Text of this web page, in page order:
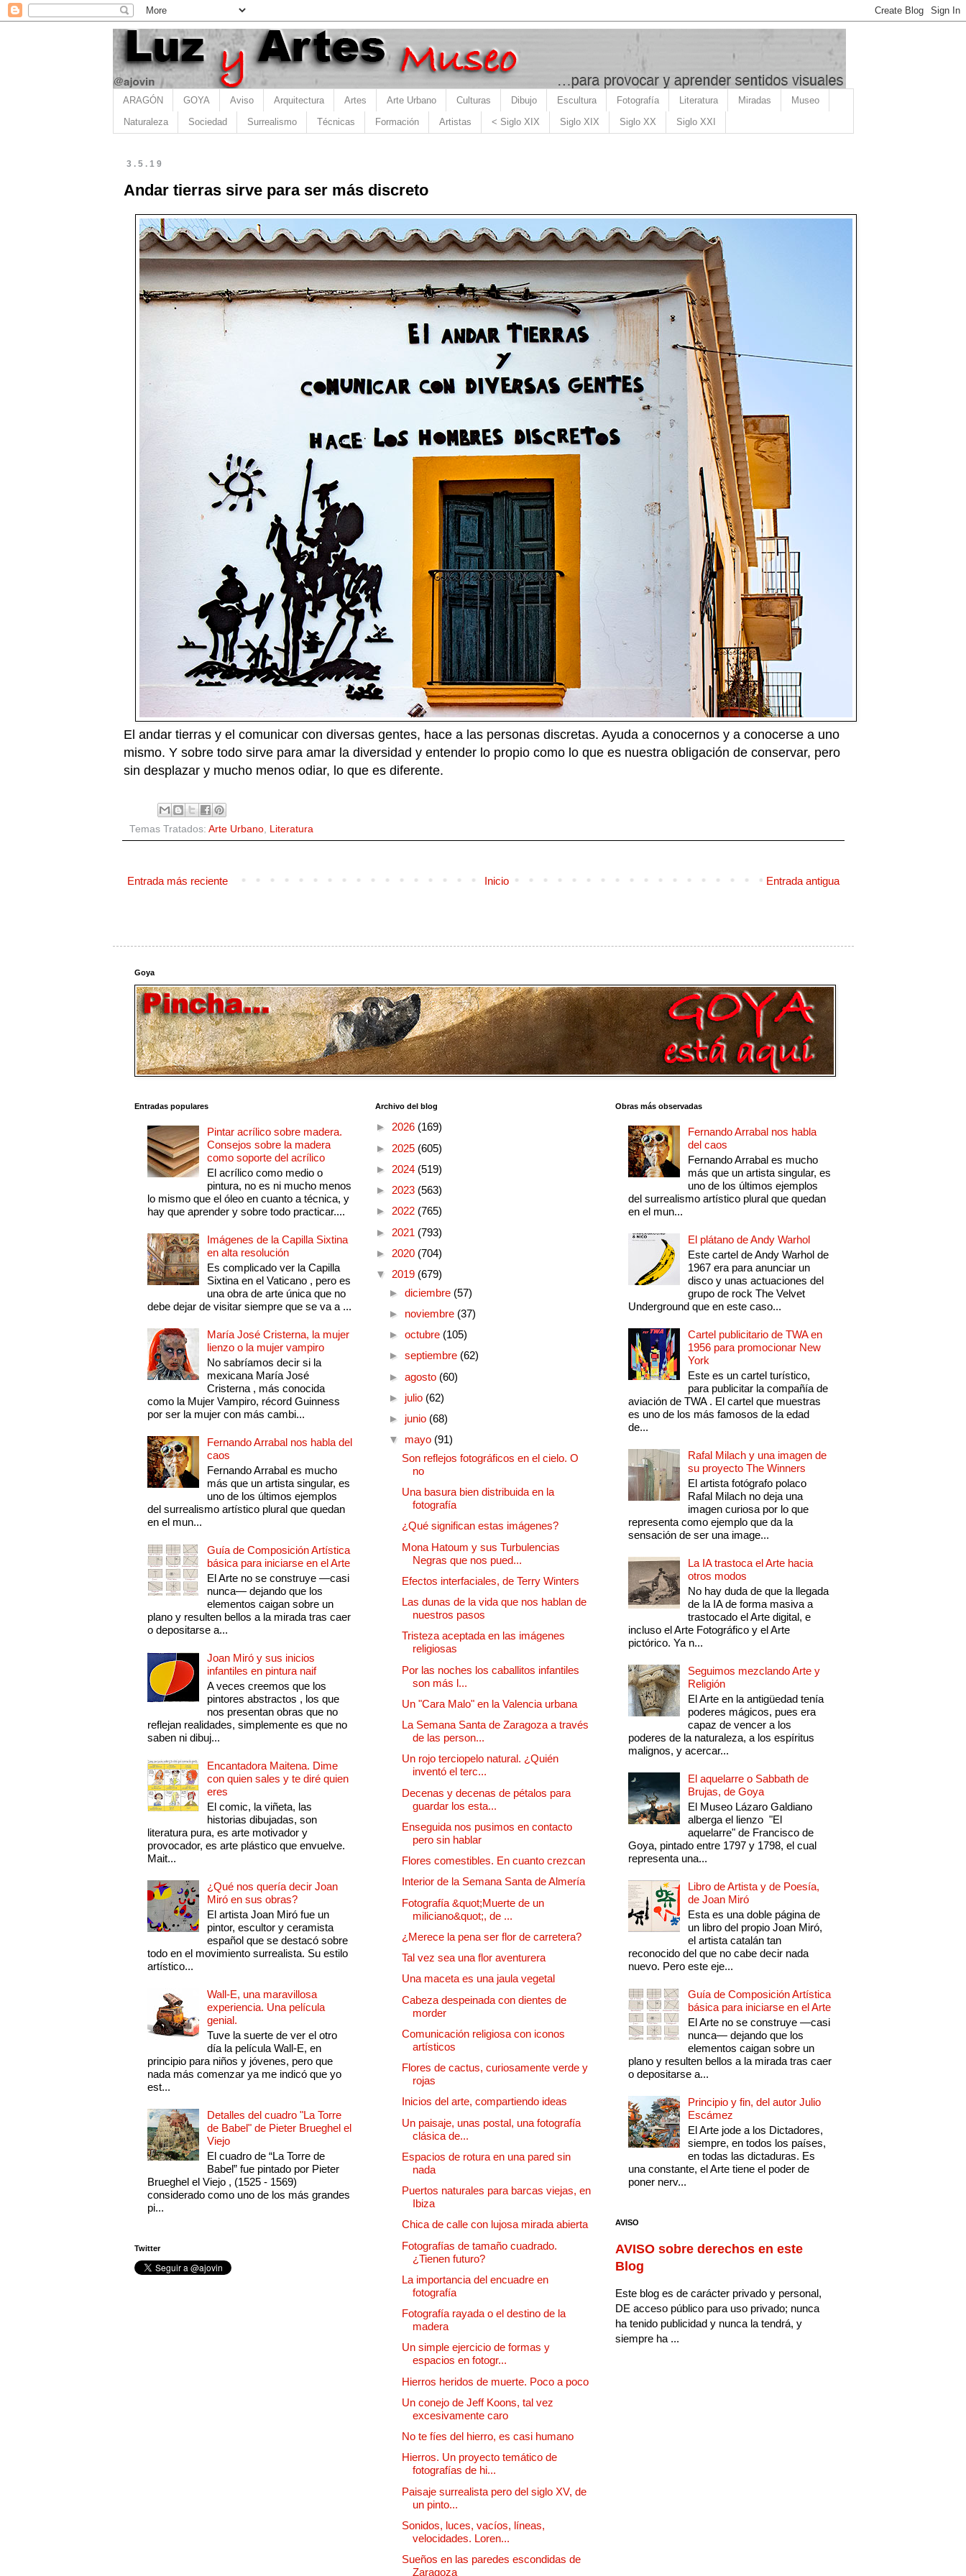
ARAGÓN GOYA Aviso Arquitectura Artes Arte Urbano Culturas Dibujo Escultura Fotografía Literatura Miradas Museo
Naturaleza Sociedad Surrealismo Técnicas Formación Artistas < Siglo XIX Siglo XIX Siglo XX Siglo XXI
3.5.19
Andar tierras sirve para ser más discreto
El andar tierras y el comunicar con diversas gentes, hace a las personas discretas. Ayuda a conocernos y a conocerse a uno
mismo. Y sobre todo sirve para amar la diversidad y entender lo propio como lo que es nuestra obligación de conservar, pero
sin desplazar y mucho menos odiar, lo que es diferente.
Temas Tratados: Arte Urbano, Literatura
Entrada más reciente Entrada antigua
Inicio
Goya
Entradas populares
Pintar acrílico sobre madera.
Consejos sobre la madera
como soporte del acrílico
El acrílico como medio o
pintura, no es ni mucho menos
lo mismo que el óleo en cuanto a técnica, y
hay que aprender y sobre todo practicar....
Imágenes de la Capilla Sixtina
en alta resolución
Es complicado ver la Capilla
Sixtina en el Vaticano , pero es
una obra de arte única que no
debe dejar de visitar siempre que se va a ...
María José Cristerna, la mujer
lienzo o la mujer vampiro
No sabríamos decir si la
mexicana María José
Cristerna , más conocida
como la Mujer Vampiro, récord Guinness
por ser la mujer con más cambi...
Fernando Arrabal nos habla del
caos
Fernando Arrabal es mucho
más que un artista singular, es
uno de los últimos ejemplos
del surrealismo artístico plural que quedan
en el mun...
Guía de Composición Artística
básica para iniciarse en el Arte
El Arte no se construye —casi
nunca— dejando que los
elementos caigan sobre un
plano y resulten bellos a la mirada tras caer
o depositarse a...
Joan Miró y sus inicios
infantiles en pintura naif
A veces creemos que los
pintores abstractos , los que
nos presentan obras que no
reflejan realidades, simplemente es que no
saben ni dibuj...
Encantadora Maitena. Dime
con quien sales y te diré quien
eres
El comic, la viñeta, las
historias dibujadas, son
literatura pura, es arte motivador y
provocador, es arte plástico que envuelve.
Mait...
¿Qué nos quería decir Joan
Miró en sus obras?
El artista Joan Miró fue un
pintor, escultor y ceramista
español que se destacó sobre
todo en el movimiento surrealista. Su estilo
artístico...
Wall-E, una maravillosa
experiencia. Una película
genial.
Tuve la suerte de ver el otro
día la película Wall-E, en
principio para niños y jóvenes, pero que
nada más comenzar ya me indicó que yo
est...
Detalles del cuadro "La Torre
de Babel" de Pieter Brueghel el
Viejo
El cuadro de “La Torre de
Babel” fue pintado por Pieter
Brueghel el Viejo , (1525 - 1569)
considerado como uno de los más grandes
pi...
Twitter
Archivo del blog
► 2026 (169)
► 2025 (605)
► 2024 (519)
► 2023 (563)
► 2022 (765)
► 2021 (793)
► 2020 (704)
▼ 2019 (679)
► diciembre (57)
► noviembre (37)
► octubre (105)
► septiembre (62)
► agosto (60)
► julio (62)
► junio (68)
▼ mayo (91)
Son reflejos fotográficos en el cielo. O
no
Una basura bien distribuida en la
fotografía
¿Qué significan estas imágenes?
Mona Hatoum y sus Turbulencias
Negras que nos pued...
Efectos interfaciales, de Terry Winters
Las dunas de la vida que nos hablan de
nuestros pasos
Tristeza aceptada en las imágenes
religiosas
Por las noches los caballitos infantiles
son más l...
Un "Cara Malo" en la Valencia urbana
La Semana Santa de Zaragoza a través
de las person...
Un rojo terciopelo natural. ¿Quién
inventó el terc...
Decenas y decenas de pétalos para
guardar los esta...
Enseguida nos pusimos en contacto
pero sin hablar
Flores comestibles. En cuanto crezcan
Interior de la Semana Santa de Almería
Fotografía &quot;Muerte de un
miliciano&quot;, de ...
¿Merece la pena ser flor de carretera?
Tal vez sea una flor aventurera
Una maceta es una jaula vegetal
Cabeza despeinada con dientes de
morder
Comunicación religiosa con iconos
artísticos
Flores de cactus, curiosamente verde y
rojas
Inicios del arte, compartiendo ideas
Un paisaje, unas postal, una fotografía
clásica de...
Espacios de rotura en una pared sin
nada
Puertos naturales para barcas viejas, en
Ibiza
Chica de calle con lujosa mirada abierta
Fotografías de tamaño cuadrado.
¿Tienen futuro?
La importancia del encuadre en
fotografía
Fotografía rayada o el destino de la
madera
Un simple ejercicio de formas y
espacios en fotogr...
Hierros heridos de muerte. Poco a poco
Un conejo de Jeff Koons, tal vez
excesivamente caro
No te fíes del hierro, es casi humano
Hierros. Un proyecto temático de
fotografías de hi...
Paisaje surrealista pero del siglo XV, de
un pinto...
Sonidos, luces, vacíos, líneas,
velocidades. Loren...
Sueños en las paredes escondidas de
Zaragoza
Obras más observadas
Fernando Arrabal nos habla
del caos
Fernando Arrabal es mucho
más que un artista singular, es
uno de los últimos ejemplos
del surrealismo artístico plural que quedan
en el mun...
El plátano de Andy Warhol
Este cartel de Andy Warhol de
1967 era para anunciar un
disco y unas actuaciones del
grupo de rock The Velvet
Underground que en este caso...
Cartel publicitario de TWA en
1956 para promocionar New
York
Este es un cartel turístico,
para publicitar la compañía de
aviación de TWA . El cartel que muestras
es uno de los más famosos de la edad
de...
Rafal Milach y una imagen de
su proyecto The Winners
El artista fotógrafo polaco
Rafal Milach no deja una
imagen curiosa por lo que
representa como ejemplo que da la
sensación de ser una image...
La IA trastoca el Arte hacia
otros modos
No hay duda de que la llegada
de la IA de forma masiva a
trastocado el Arte digital, e
incluso el Arte Fotográfico y el Arte
pictórico. Ya n...
Seguimos mezclando Arte y
Religión
El Arte en la antigüedad tenía
poderes mágicos, pues era
capaz de vencer a los
poderes de la naturaleza, a los espíritus
malignos, y acercar...
El aquelarre o Sabbath de
Brujas, de Goya
El Museo Lázaro Galdiano
alberga el lienzo "El
aquelarre" de Francisco de
Goya, pintado entre 1797 y 1798, el cual
representa una...
Libro de Artista y de Poesía,
de Joan Miró
Esta es una doble página de
un libro del propio Joan Miró,
el artista catalán tan
reconocido del que no cabe decir nada
nuevo. Pero este eje...
Guía de Composición Artística
básica para iniciarse en el Arte
El Arte no se construye —casi
nunca— dejando que los
elementos caigan sobre un
plano y resulten bellos a la mirada tras caer
o depositarse a...
Principio y fin, del autor Julio
Escámez
El Arte jode a los Dictadores,
siempre, en todos los países,
en todas las dictaduras. Es
una constante, el Arte tiene el poder de
poner nerv...
AVISO
AVISO sobre derechos en este
Blog
Este blog es de carácter privado y personal,
DE acceso público para uso privado; nunca
ha tenido publicidad y nunca la tendrá, y
siempre ha ...